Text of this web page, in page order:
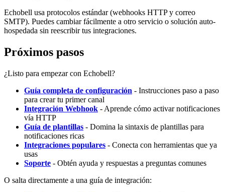
Echobell usa protocolos estándar (webhooks HTTP y correo
SMTP). Puedes cambiar fácilmente a otro servicio o solución auto-
hospedada sin reescribir tus integraciones.
Próximos pasos
¿Listo para empezar con Echobell?
Guía completa de configuración - Instrucciones paso a paso
para crear tu primer canal
Integración Webhook - Aprende cómo activar notificaciones
vía HTTP
Guía de plantillas - Domina la sintaxis de plantillas para
notificaciones ricas
Integraciones populares - Conecta con herramientas que ya
usas
Soporte - Obtén ayuda y respuestas a preguntas comunes
O salta directamente a una guía de integración: